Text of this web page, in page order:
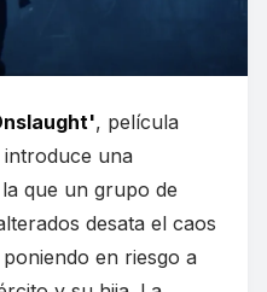
, película
una
que un grupo de
desata el caos
en riesgo a